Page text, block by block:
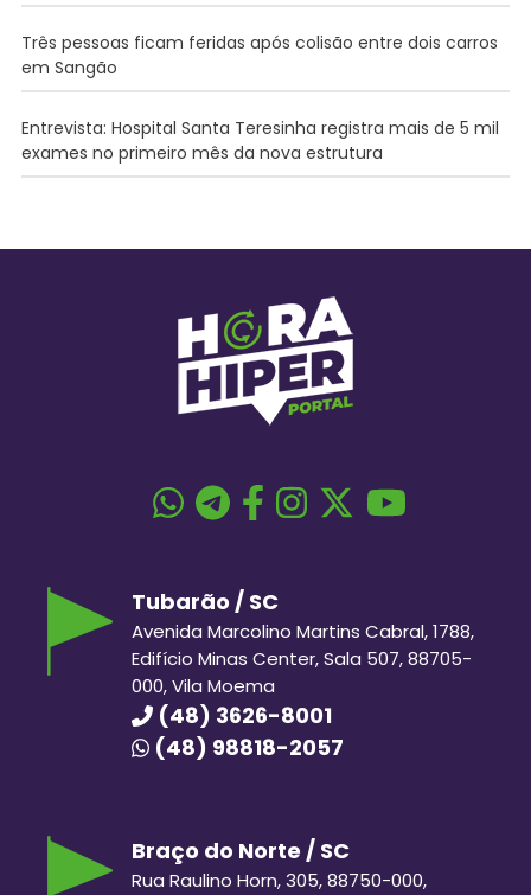
Três pessoas ficam feridas após colisão entre dois carros
em Sangão
Entrevista: Hospital Santa Teresinha registra mais de 5 mil
exames no primeiro mês da nova estrutura
Tubarão / SC
Avenida Marcolino Martins Cabral, 1788,
Edifício Minas Center, Sala 507, 88705-
000, Vila Moema
(48) 3626-8001
(48) 98818-2057
Braço do Norte / SC
Rua Raulino Horn, 305, 88750-000,